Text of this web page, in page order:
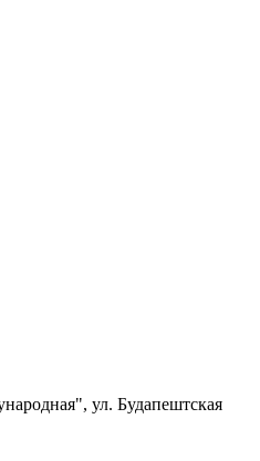
ул. Будапештская